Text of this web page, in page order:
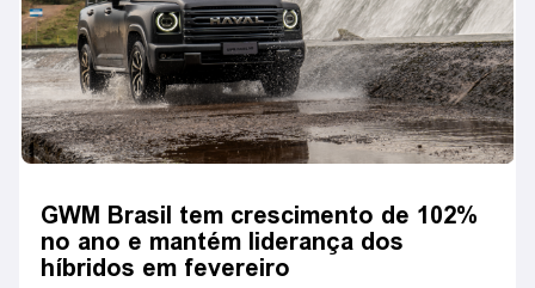
GWM Brasil tem crescimento de 102%
no ano e mantém liderança dos
híbridos em fevereiro